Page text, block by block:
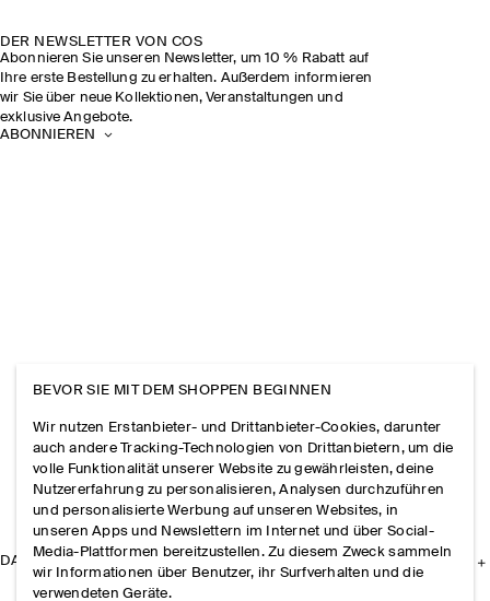
DER NEWSLETTER VON COS
Abonnieren Sie unseren Newsletter, um 10 % Rabatt auf
Ihre erste Bestellung zu erhalten. Außerdem informieren
wir Sie über neue Kollektionen, Veranstaltungen und
exklusive Angebote.
ABONNIEREN
DAS UNTERNEHMEN
BEVOR SIE MIT DEM SHOPPEN BEGINNEN
Wir nutzen Erstanbieter- und Drittanbieter-Cookies, darunter
auch andere Tracking-Technologien von Drittanbietern, um die
volle Funktionalität unserer Website zu gewährleisten, deine
Nutzererfahrung zu personalisieren, Analysen durchzuführen
und personalisierte Werbung auf unseren Websites, in
unseren Apps und Newslettern im Internet und über Social-
Media-Plattformen bereitzustellen. Zu diesem Zweck sammeln
wir Informationen über Benutzer, ihr Surfverhalten und die
verwendeten Geräte.